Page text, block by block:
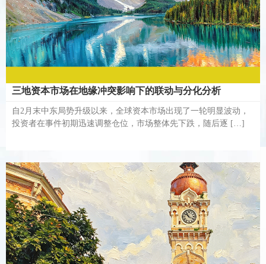
三地资本市场在地缘冲突影响下的联动与分化分析
自2月末中东局势升级以来，全球资本市场出现了一轮明显波动，
投资者在事件初期迅速调整仓位，市场整体先下跌，随后逐 […]